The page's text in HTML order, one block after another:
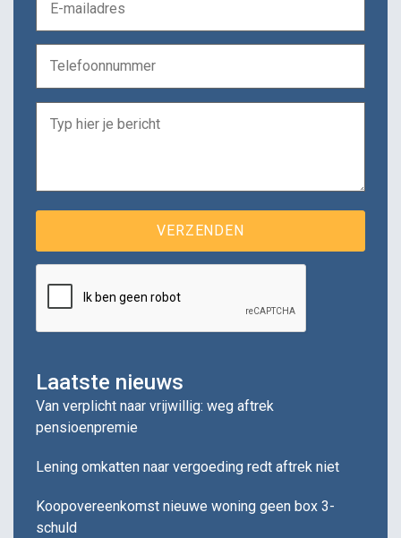
Laatste nieuws
Van verplicht naar vrijwillig: weg aftrek
pensioenpremie
Lening omkatten naar vergoeding redt aftrek niet
Koopovereenkomst nieuwe woning geen box 3-
schuld